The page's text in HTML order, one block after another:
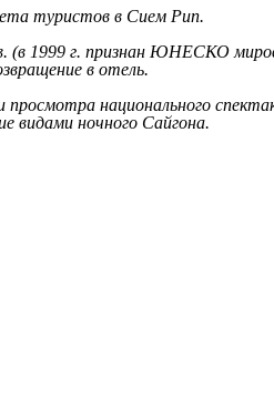
туристов в Сием Рип.
(в 1999 г. признан ЮНЕСКО
в отель.
национального
видами ночного Сайгона.